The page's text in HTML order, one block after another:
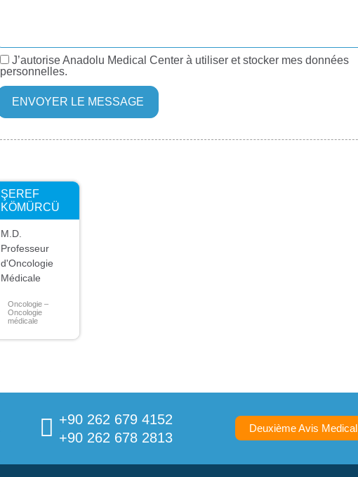
J’autorise Anadolu Medical Center à utiliser et stocker mes données
personnelles.
ŞEREF
KÖMÜRCÜ
M.D.
Professeur
d'Oncologie
Médicale
Oncologie –
Oncologie
médicale
+90 262 679 4152
+90 262 678 2813
Deuxième Avis Medical